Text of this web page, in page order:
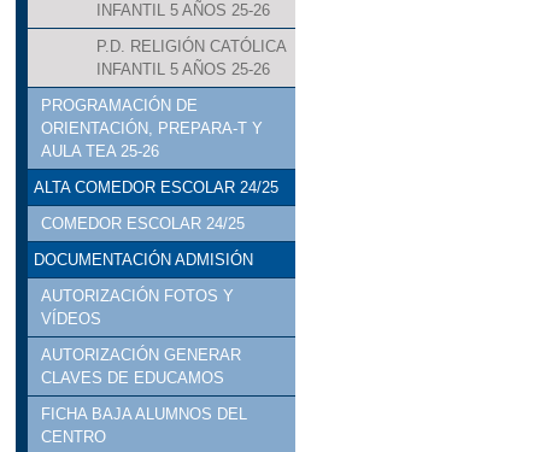
INFANTIL 5 AÑOS 25-26
P.D. RELIGIÓN CATÓLICA
INFANTIL 5 AÑOS 25-26
PROGRAMACIÓN DE
ORIENTACIÓN, PREPARA-T Y
AULA TEA 25-26
ALTA COMEDOR ESCOLAR 24/25
COMEDOR ESCOLAR 24/25
DOCUMENTACIÓN ADMISIÓN
AUTORIZACIÓN FOTOS Y
VÍDEOS
AUTORIZACIÓN GENERAR
CLAVES DE EDUCAMOS
FICHA BAJA ALUMNOS DEL
CENTRO